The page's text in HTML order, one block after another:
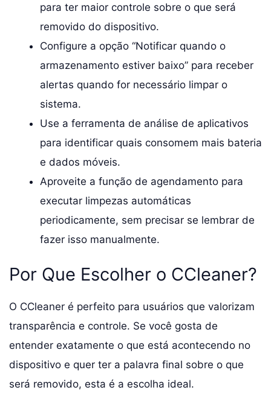
para ter maior controle sobre o que será
removido do dispositivo.
Configure a opção “Notificar quando o
armazenamento estiver baixo” para receber
alertas quando for necessário limpar o
sistema.
Use a ferramenta de análise de aplicativos
para identificar quais consomem mais bateria
e dados móveis.
Aproveite a função de agendamento para
executar limpezas automáticas
periodicamente, sem precisar se lembrar de
fazer isso manualmente.
Por Que Escolher o CCleaner?
O CCleaner é perfeito para usuários que valorizam
transparência e controle. Se você gosta de
entender exatamente o que está acontecendo no
dispositivo e quer ter a palavra final sobre o que
será removido, esta é a escolha ideal.